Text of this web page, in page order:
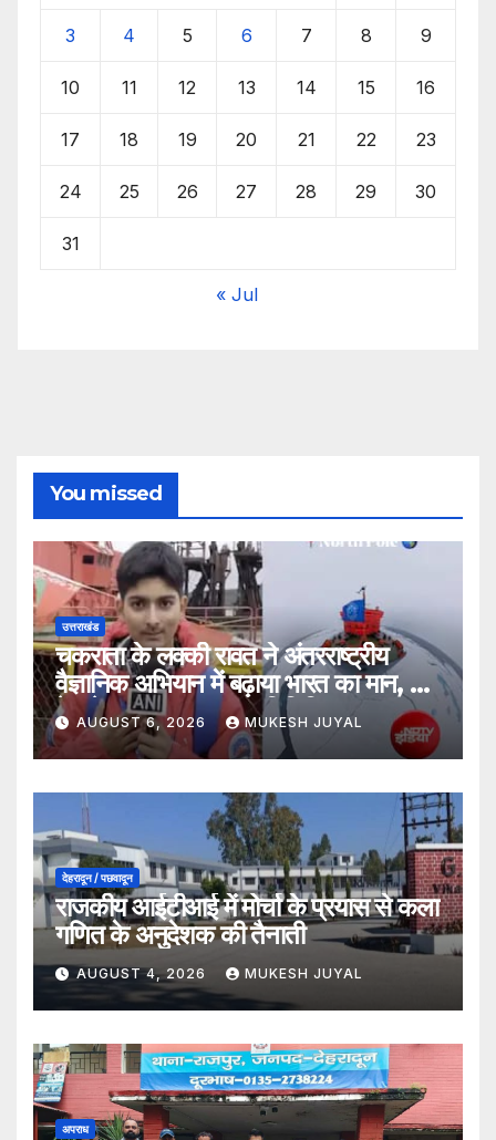
3 4 5 6 7 8 9
10 11 12 13 14 15 16
17 18 19 20 21 22 23
24 25 26 27 28 29 30
31
« Jul
You missed
उत्तराखंड
चकराता के लक्की रावत ने अंतरराष्ट्रीय
वैज्ञानिक अभियान में बढ़ाया भारत का मान, बने
देश के एकमात्र छात्र प्रतिनिधि
AUGUST 6, 2026 MUKESH JUYAL
देहरादून / पछवादून
राजकीय आईटीआई में मोर्चा के प्रयास से कला
गणित के अनुदेशक की तैनाती
AUGUST 4, 2026 MUKESH JUYAL
अपराध